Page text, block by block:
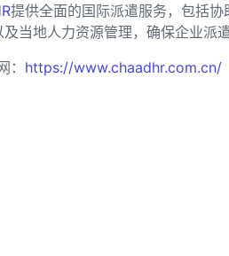
提供全面的国际派遣服务，包括
当地人力资源管理，确保企业派
https://www.chaadhr.com.cn/